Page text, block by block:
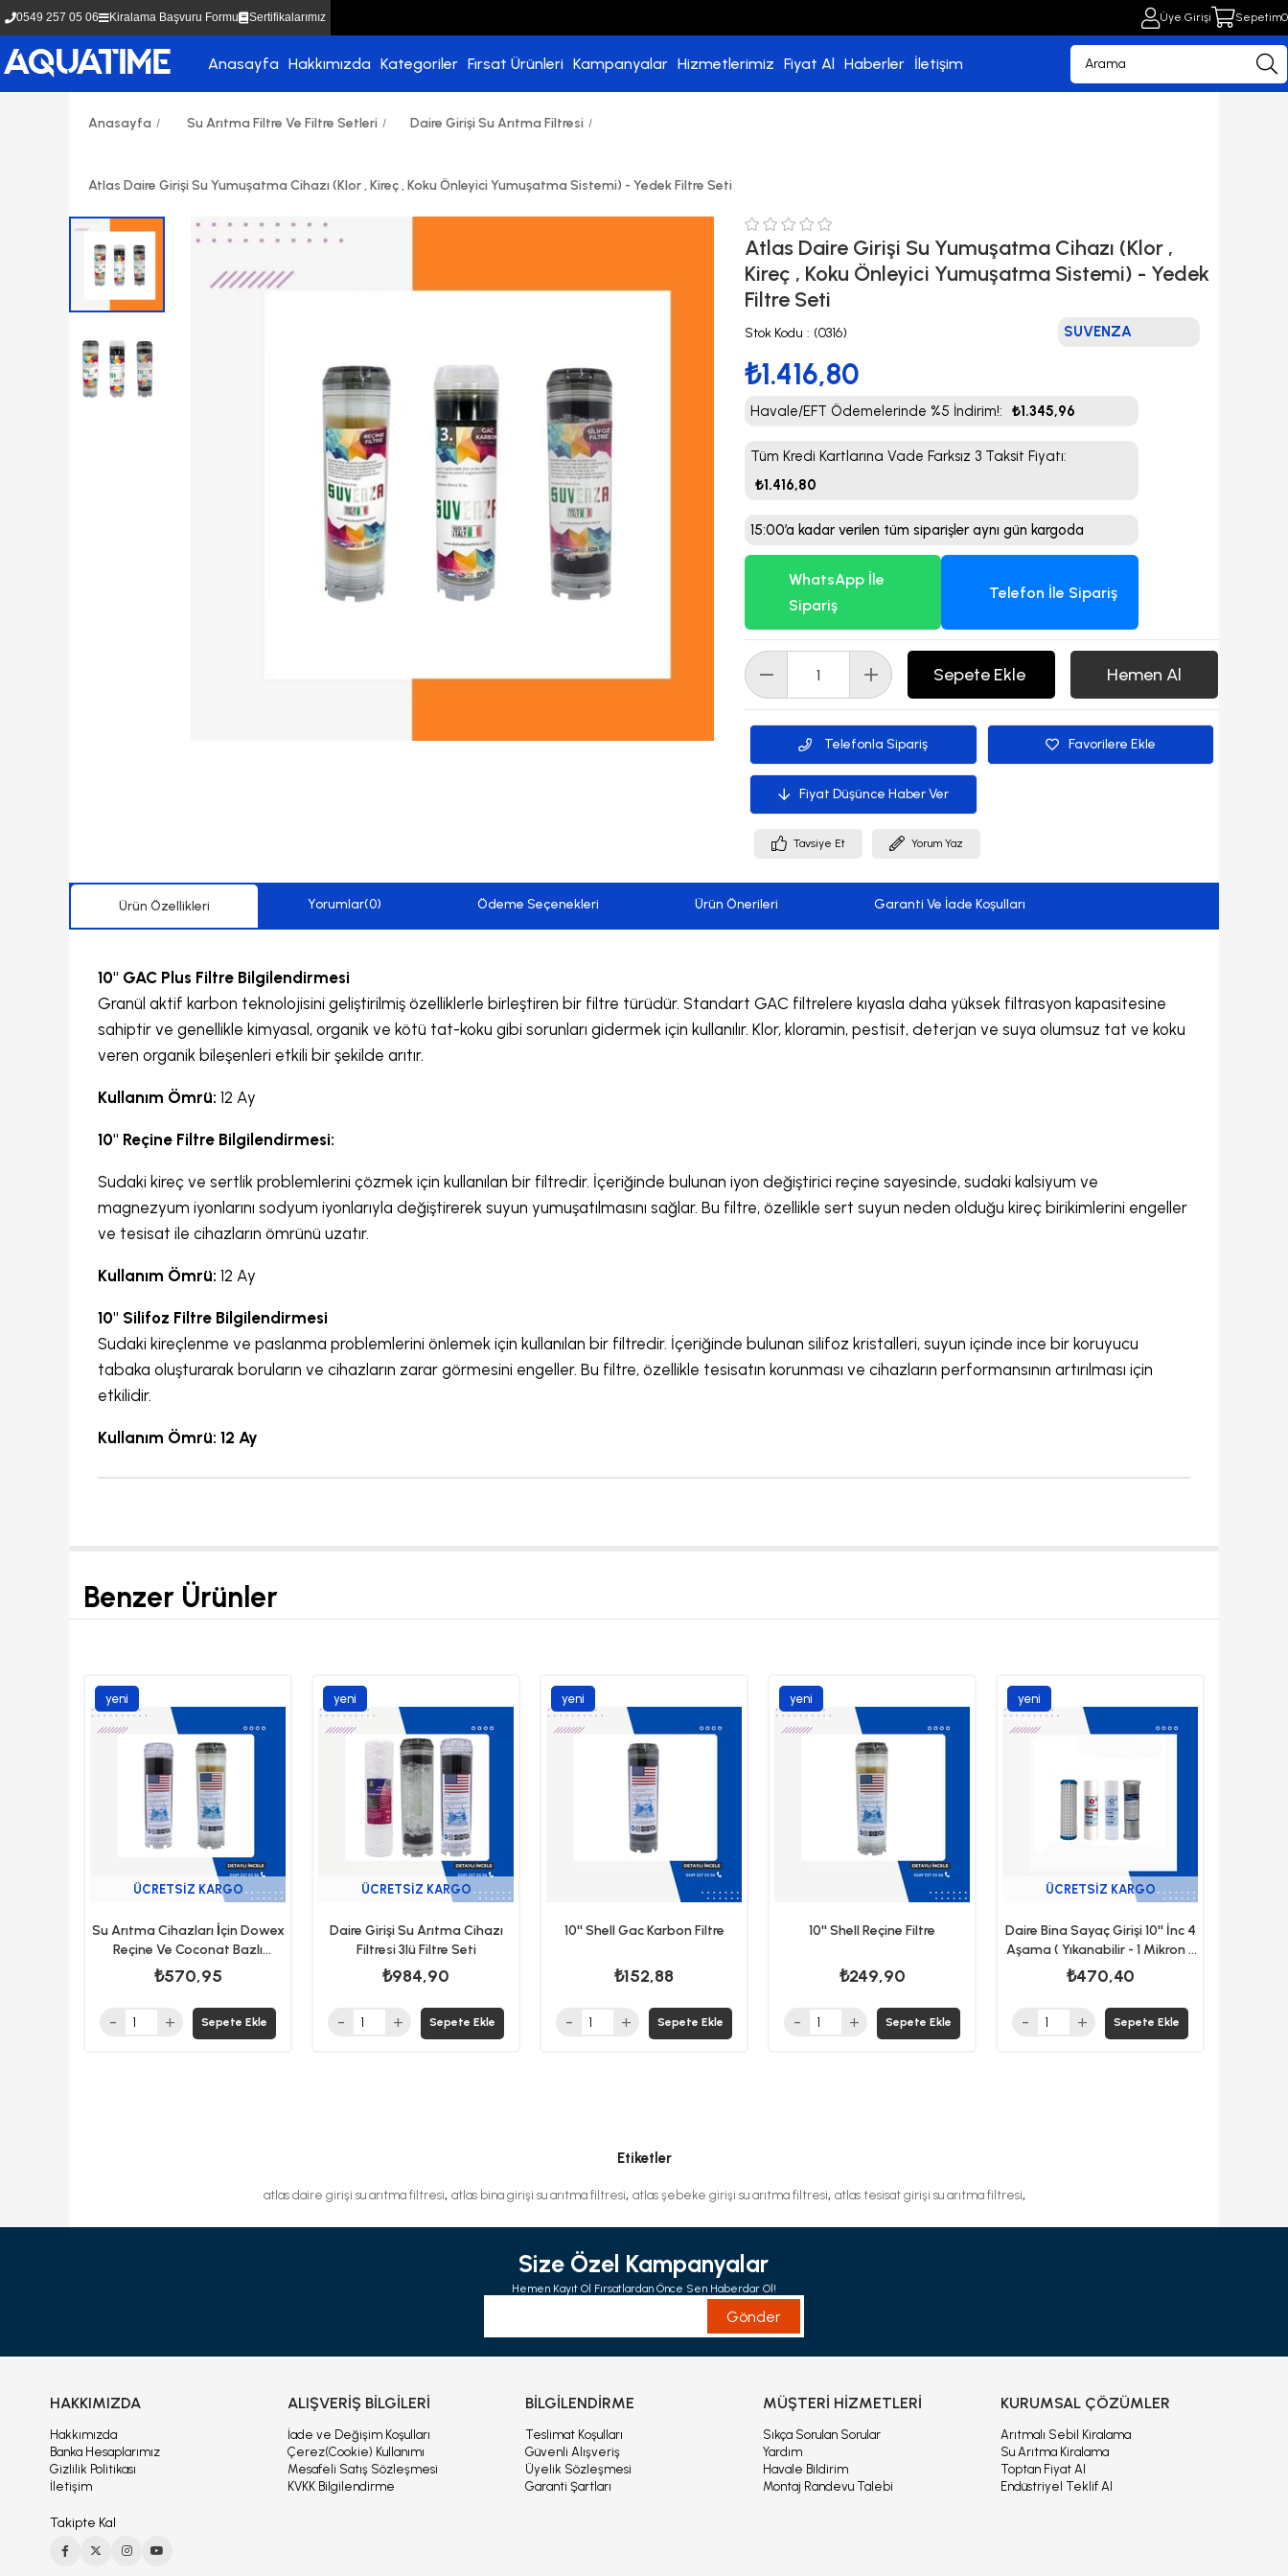
0549 257 05 06 Kiralama Başvuru Formu Sertifikalarımız Üye Girişi Sepetim0
Anasayfa Hakkımızda Kategoriler Fırsat Ürünleri Kampanyalar Hizmetlerimiz Fiyat Al Haberler İletişim
Anasayfa Su Arıtma Filtre Ve Filtre Setleri Daire Girişi Su Arıtma Filtresi
Atlas Daire Girişi Su Yumuşatma Cihazı (Klor , Kireç , Koku Önleyici Yumuşatma Sistemi) - Yedek Filtre Seti
Atlas Daire Girişi Su Yumuşatma Cihazı (Klor ,
Kireç , Koku Önleyici Yumuşatma Sistemi) - Yedek
Filtre Seti
Stok Kodu (0316) SUVENZA
₺1.416,80
Havale/EFT Ödemelerinde %5 İndirim!: ₺1.345,96
Tüm Kredi Kartlarına Vade Farksız 3 Taksit Fiyatı:
₺1.416,80
15:00’a kadar verilen tüm siparişler aynı gün kargoda
WhatsApp İle
Sipariş
Telefon İle Sipariş
Telefonla Sipariş Favorilere Ekle
Fiyat Düşünce Haber Ver
Tavsiye Et Yorum Yaz
Ürün Özellikleri Yorumlar(0) Ödeme Seçenekleri Ürün Önerileri Garanti Ve İade Koşulları
10" GAC Plus Filtre Bilgilendirmesi
Granül aktif karbon teknolojisini geliştirilmiş özelliklerle birleştiren bir filtre türüdür. Standart GAC filtrelere kıyasla daha yüksek filtrasyon kapasitesine
sahiptir ve genellikle kimyasal, organik ve kötü tat-koku gibi sorunları gidermek için kullanılır. Klor, kloramin, pestisit, deterjan ve suya olumsuz tat ve koku
veren organik bileşenleri etkili bir şekilde arıtır.
Kullanım Ömrü: 12 Ay
10" Reçine Filtre Bilgilendirmesi:
Sudaki kireç ve sertlik problemlerini çözmek için kullanılan bir filtredir. İçeriğinde bulunan iyon değiştirici reçine sayesinde, sudaki kalsiyum ve
magnezyum iyonlarını sodyum iyonlarıyla değiştirerek suyun yumuşatılmasını sağlar. Bu filtre, özellikle sert suyun neden olduğu kireç birikimlerini engeller
ve tesisat ile cihazların ömrünü uzatır.
Kullanım Ömrü: 12 Ay
10" Silifoz Filtre Bilgilendirmesi
Sudaki kireçlenme ve paslanma problemlerini önlemek için kullanılan bir filtredir. İçeriğinde bulunan silifoz kristalleri, suyun içinde ince bir koruyucu
tabaka oluşturarak boruların ve cihazların zarar görmesini engeller. Bu filtre, özellikle tesisatın korunması ve cihazların performansının artırılması için
etkilidir.
Kullanım Ömrü: 12 Ay
Benzer Ürünler
Su Arıtma Cihazları İçin Dowex
Reçine Ve Coconat Bazlı
Karbon Filtre
₺570,95
ÜCRETSIZ KARGO
yeni
ürün
Sepete Ekle
Daire Girişi Su Arıtma Cihazı
Filtresi 3lü Filtre Seti
₺984,90
ÜCRETSIZ KARGO
yeni
ürün
Sepete Ekle
10'' Shell Gac Karbon Filtre
₺152,88
yeni
ürün
Sepete Ekle
10'' Shell Reçine Filtre
₺249,90
yeni
ürün
Sepete Ekle
Daire Bina Sayaç Girişi 10'' İnc 4
Aşama ( Yıkanabilir - 1 Mikron -
5 Mikron - Blok ) Yedek Filtre
Seti
₺470,40
ÜCRETSIZ KARGO
yeni
ürün
Sepete Ekle
Etiketler
atlas daire girişi su arıtma filtresi, atlas bina girişi su arıtma filtresi, atlas şebeke girişi su arıtma filtresi, atlas tesisat girişi su arıtma filtresi,
Size Özel Kampanyalar
Hemen Kayıt Ol Fırsatlardan Önce Sen Haberdar Ol!
Gönder
HAKKIMIZDA
Hakkımızda
Banka Hesaplarımız
Gizlilik Politikası
İletişim
Takipte Kal
ALIŞVERİŞ BİLGİLERİ
İade ve Değişim Koşulları
Çerez(Cookie) Kullanımı
Mesafeli Satış Sözleşmesi
KVKK Bilgilendirme
BİLGİLENDİRME
Teslimat Koşulları
Güvenli Alışveriş
Üyelik Sözleşmesi
Garanti Şartları
MÜŞTERİ HİZMETLERİ
Sıkça Sorulan Sorular
Yardım
Havale Bildirim
Montaj Randevu Talebi
KURUMSAL ÇÖZÜMLER
Arıtmalı Sebil Kiralama
Su Arıtma Kiralama
Toptan Fiyat Al
Endüstriyel Teklif Al